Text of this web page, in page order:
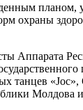
планом,
ох­раны
Аппарата
тан­цев
Молдова